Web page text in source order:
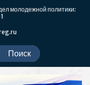
молодежной политики: